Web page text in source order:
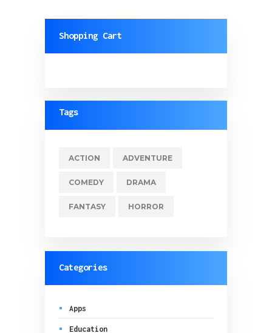
Shopping Cart
Tags
ACTION ADVENTURE
COMEDY DRAMA
FANTASY HORROR
Categories
Apps
Education